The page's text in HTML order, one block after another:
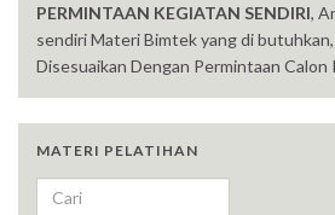
PERMINTAAN KEGIATAN SENDIRI,
sendiri Materi Bimtek yang di butuhkan,
Disesuaikan Dengan Permintaan Calon
MATERI PELATIHAN
Search for: